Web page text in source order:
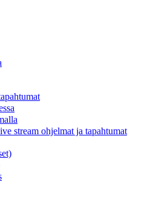
stream ohjelmat ja tapahtumat